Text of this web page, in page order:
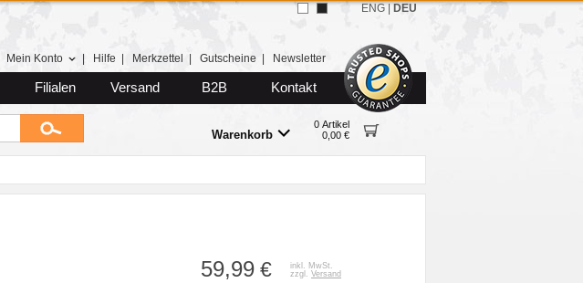
Mein Konto Hilfe Merkzettel Gutscheine Newsletter
Filialen Versand B2B Kontakt
Warenkorb
0 Artikel
0,00 €
ENG DEU
59,99 €
inkl. MwSt.
zzgl. Versand